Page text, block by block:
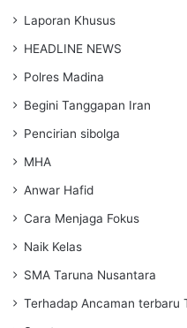
Laporan Khusus
HEADLINE NEWS
Polres Madina
Begini Tanggapan Iran
Pencirian sibolga
MHA
Anwar Hafid
Cara Menjaga Fokus
Naik Kelas
SMA Taruna Nusantara
Terhadap Ancaman terbaru